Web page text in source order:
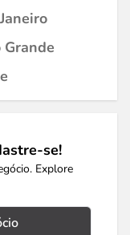
Grande
se!
Explore